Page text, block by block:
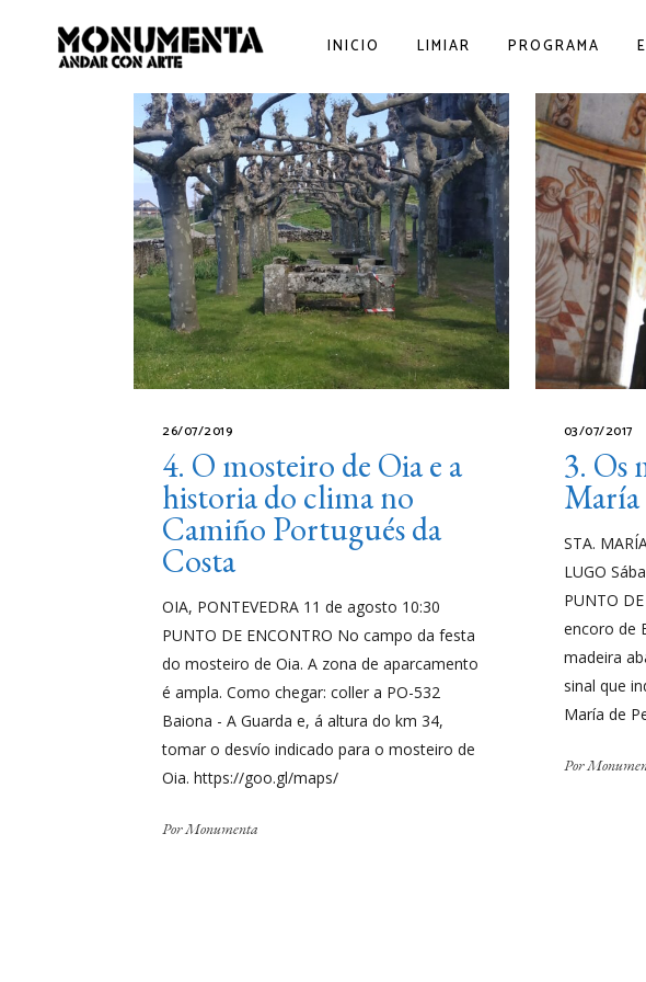
INICIO LIMIAR PROGRAMA
26/07/2019
4. O mosteiro de Oia e a
historia do clima no
Camiño Portugués da
Costa
OIA, PONTEVEDRA 11 de agosto 10:30
PUNTO DE ENCONTRO No campo da festa
do mosteiro de Oia. A zona de aparcamento
é ampla. Como chegar: coller a PO-532
Baiona - A Guarda e, á altura do km 34,
tomar o desvío indicado para o mosteiro de
Oia. https://goo.gl/maps/
PorMonumenta
03/07/2017
3. Os
María
STA.
LUGO
PUNTO
encoro de
madeira
sinal que
María de
Por